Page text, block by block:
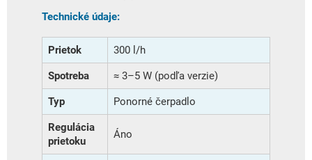
Technické údaje:
Prietok 300 l/h
Spotreba ≈ 3–5 W (podľa verzie)
Typ Ponorné čerpadlo
Regulácia
prietoku
Áno